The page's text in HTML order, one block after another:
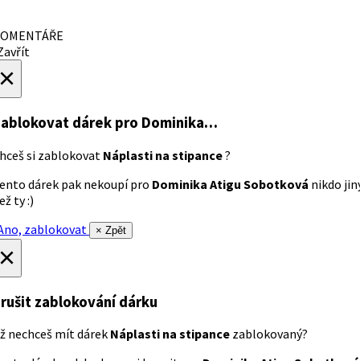
dárek pro Dominika…
si zablokovat Náplasti na stipance?
dárek pak nekoupí pro Dominika Atigu Sobotková nikdo
ty :)
zablokovat
× Zpět
zablokování dárku
nechceš mít dárek Náplasti na stipance zablokovaný?